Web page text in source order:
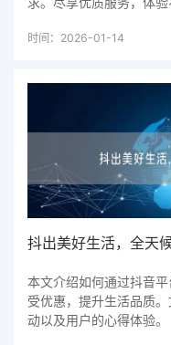
时间：2026-01-14
抖出美好生活，全天
本文介绍如何通过抖音
受优惠，提升生活品质
动以及用户的心得体验。